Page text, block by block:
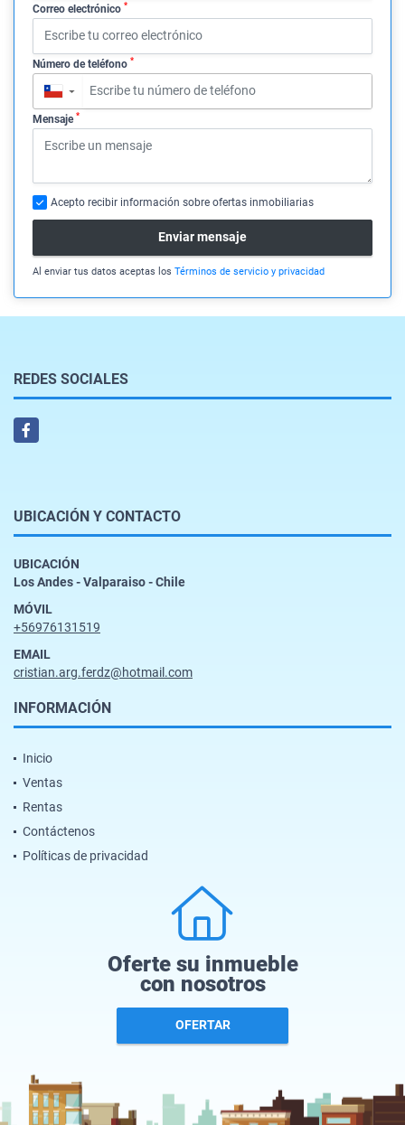
Correo electrónico *
Número de teléfono *
▼
Mensaje *
Acepto recibir información sobre ofertas inmobiliarias
Enviar mensaje
Al enviar tus datos aceptas los Términos de servicio y privacidad
REDES SOCIALES
Facebook
UBICACIÓN Y CONTACTO
UBICACIÓN
Los Andes - Valparaiso - Chile
MÓVIL
+56976131519
EMAIL
cristian.arg.ferdz@hotmail.com
INFORMACIÓN
Inicio
Ventas
Rentas
Contáctenos
Políticas de privacidad
Oferte su inmueble
con nosotros
OFERTAR